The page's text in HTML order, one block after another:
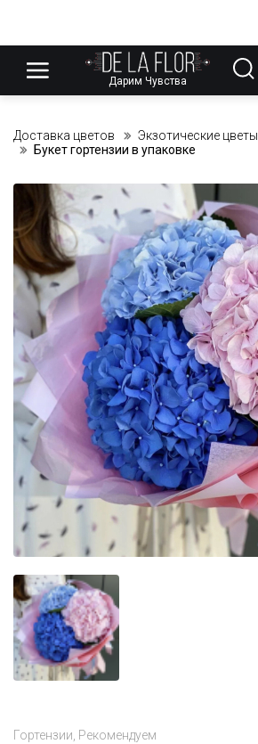
Дарим Чувства
Доставка цветов Экзотические цветы
Букет гортензии в упаковке
Гортензии Рекомендуем